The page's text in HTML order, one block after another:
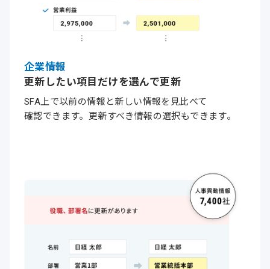
企業情報
更新したい項目だけを選んで更新
SFA上で以前の情報と新しい情報を見比べて
確認できます。 更新すべき情報の選択もできます。